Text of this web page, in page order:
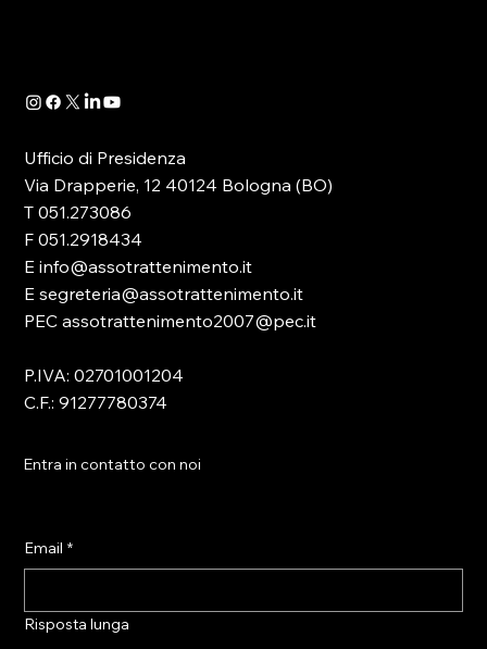
Ufficio di Presidenza
Via Drapperie, 12 40124 Bologna (BO)
T 051.273086
F 051.2918434
E info@assotrattenimento.it
E segreteria@assotrattenimento.it
PEC assotrattenimento2007@pec.it
P.IVA: 02701001204
C.F.: 91277780374
Entra in contatto con noi
Email *
Risposta lunga